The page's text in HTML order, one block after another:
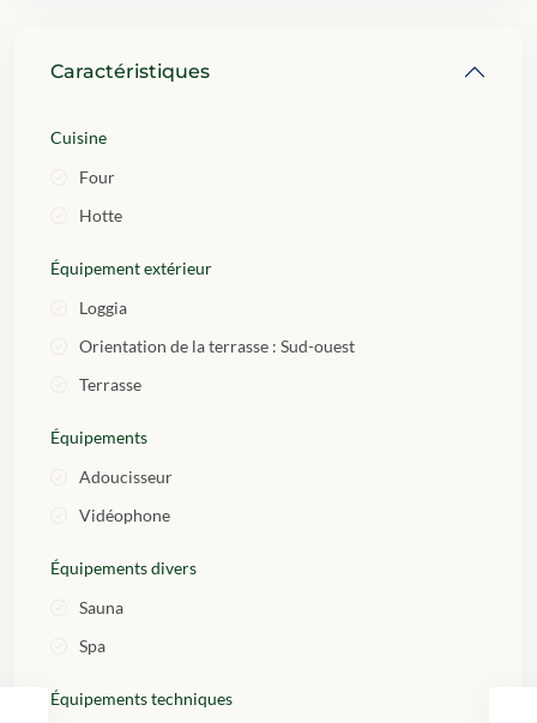
Caractéristiques
Cuisine
Four
Hotte
Équipement extérieur
Loggia
Orientation de la terrasse : Sud-ouest
Terrasse
Équipements
Adoucisseur
Vidéophone
Équipements divers
Sauna
Spa
Équipements techniques